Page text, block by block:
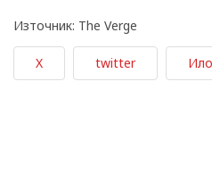
Източник: The Verge
X twitter